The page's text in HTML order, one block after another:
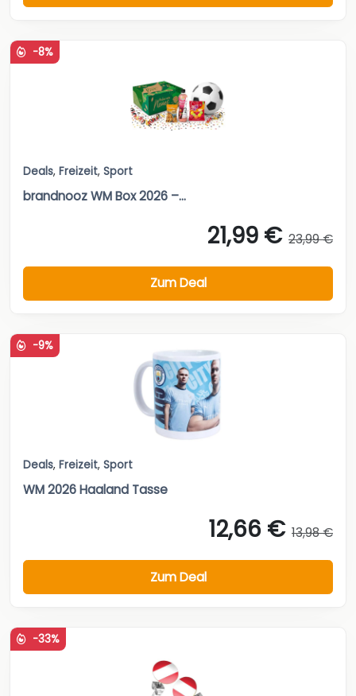
-8%
Deals, Freizeit, Sport
brandnooz WM Box 2026 –...
21,99 € 23,99 €
Zum Deal
-9%
Deals, Freizeit, Sport
WM 2026 Haaland Tasse
12,66 € 13,98 €
Zum Deal
-33%